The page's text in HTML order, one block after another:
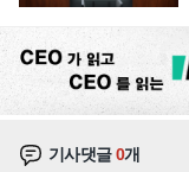
기사댓글0개